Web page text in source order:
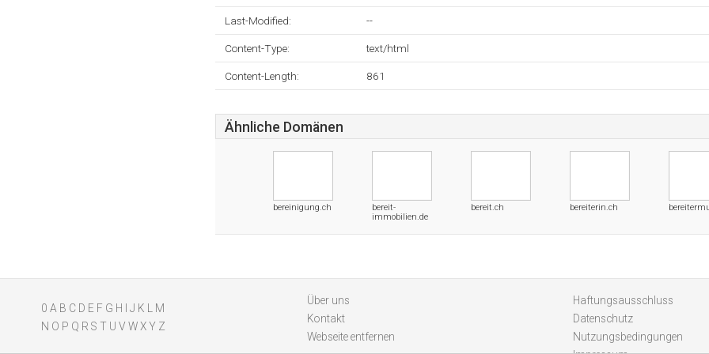
Last-Modified: --
Content-Type: text/html
Content-Length: 861
Ähnliche Domänen
bereinigung.ch
bereit-
immobilien.de
bereit.ch bereiterin.ch
0 A B C D E F G H J K
M
N O P Q R S T U V WXY Z
Über uns
Kontakt
Webseite entfernen
Haftungsausschluss
Datenschutz
Nutzungsbedingungen